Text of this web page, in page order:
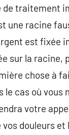
de traitement
une racine
est fixée
sur la racine,
chose à
cas où vous
votre
douleurs et